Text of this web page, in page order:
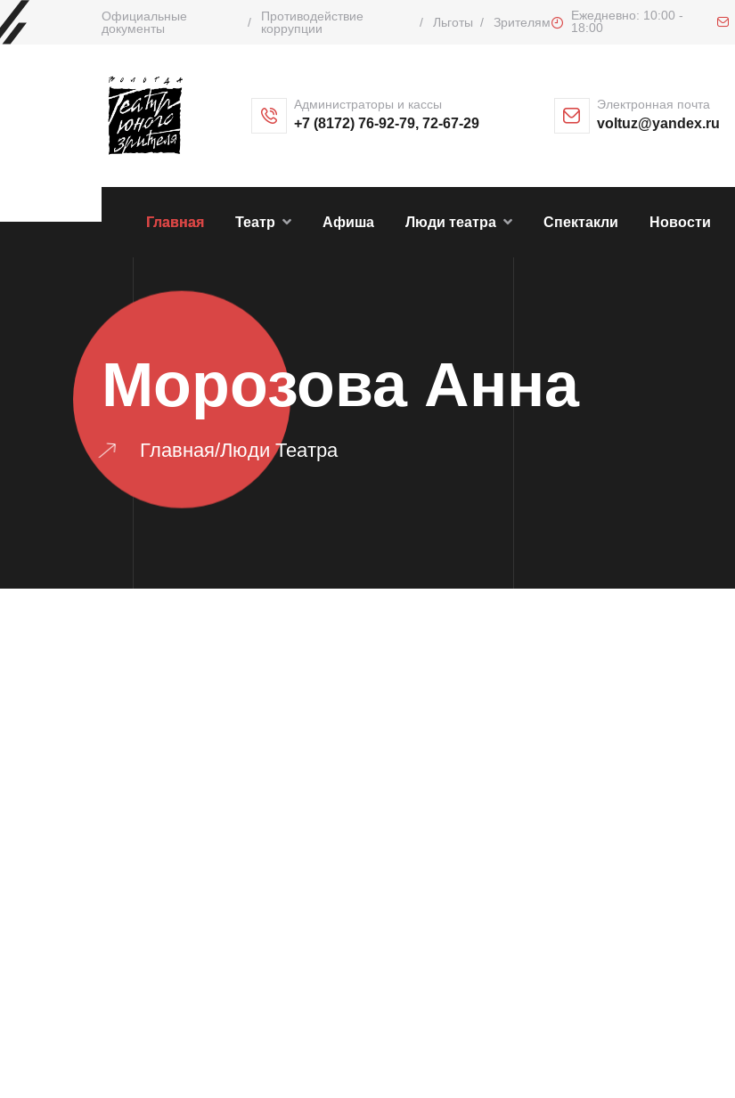
Официальные
документы
/
Противодействие
коррупции
/ Льготы / Зрителям
Ежедневно: 10:00 -
18:00
Администраторы и кассы
+7 (8172) 76-92-79, 72-67-29
Электронная почта
voltuz@yandex.ru
Главная Театр Афиша Люди театра Спектакли Новости
Морозова Анна
Главная/Люди Театра